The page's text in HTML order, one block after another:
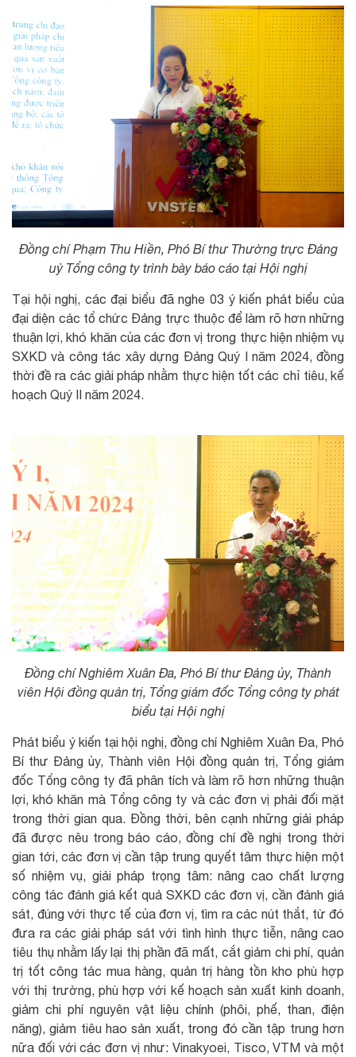
Đồng chí Phạm Thu Hiền, Phó Bí thư Thường trực Đảng
uỷ Tổng công ty trình bày báo cáo tại Hội nghị
Tại hội nghị, các đại biểu đã nghe 03 ý kiến phát biểu của
đại diện các tổ chức Đảng trực thuộc để làm rõ hơn những
thuận lợi, khó khăn của các đơn vị trong thực hiện nhiệm vụ
SXKD và công tác xây dựng Đảng Quý I năm 2024, đồng
thời đề ra các giải pháp nhằm thực hiện tốt các chỉ tiêu, kế
hoạch Quý II năm 2024.
Đồng chí Nghiêm Xuân Đa, Phó Bí thư Đảng ủy, Thành
viên Hội đồng quản trị, Tổng giám đốc Tổng công ty phát
biểu tại Hội nghị
Phát biểu ý kiến tại hội nghị, đồng chí Nghiêm Xuân Đa, Phó
Bí thư Đảng ủy, Thành viên Hội đồng quản trị, Tổng giám
đốc Tổng công ty đã phân tích và làm rõ hơn những thuận
lợi, khó khăn mà Tổng công ty và các đơn vị phải đối mặt
trong thời gian qua. Đồng thời, bên cạnh những giải pháp
đã được nêu trong báo cáo, đồng chí đề nghị trong thời
gian tới, các đơn vị cần tập trung quyết tâm thực hiện một
số nhiệm vụ, giải pháp trọng tâm: nâng cao chất lượng
công tác đánh giá kết quả SXKD các đơn vị, cần đánh giá
sát, đúng với thực tế của đơn vị, tìm ra các nút thắt, từ đó
đưa ra các giải pháp sát với tình hình thực tiễn, nâng cao
tiêu thụ nhằm lấy lại thị phần đã mất, cắt giảm chi phí, quản
trị tốt công tác mua hàng, quản trị hàng tồn kho phù hợp
với thị trường, phù hợp với kế hoạch sản xuất kinh doanh,
giảm chi phí nguyên vật liệu chính (phôi, phế, than, điện
năng), giảm tiêu hao sản xuất, trong đó cần tập trung hơn
nữa đối với các đơn vị như: Vinakyoei, Tisco, VTM và một